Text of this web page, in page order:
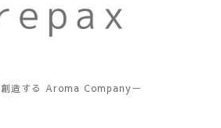
創造する Aroma Companyー